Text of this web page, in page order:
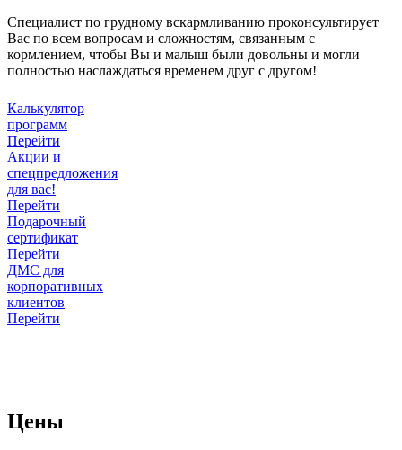
Специалист по грудному вскармливанию проконсультирует
Вас по всем вопросам и сложностям, связанным с
кормлением, чтобы Вы и малыш были довольны и могли
полностью наслаждаться временем друг с другом!
Калькулятор
программ
Перейти
Акции и
спецпредложения
для вас!
Перейти
Подарочный
сертификат
Перейти
ДМС для
корпоративных
клиентов
Перейти
Цены